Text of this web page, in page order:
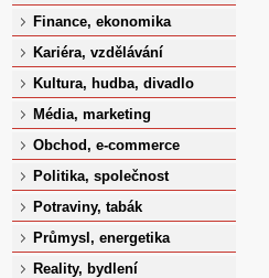
Finance, ekonomika
Kariéra, vzdělávání
Kultura, hudba, divadlo
Média, marketing
Obchod, e-commerce
Politika, společnost
Potraviny, tabák
Průmysl, energetika
Reality, bydlení